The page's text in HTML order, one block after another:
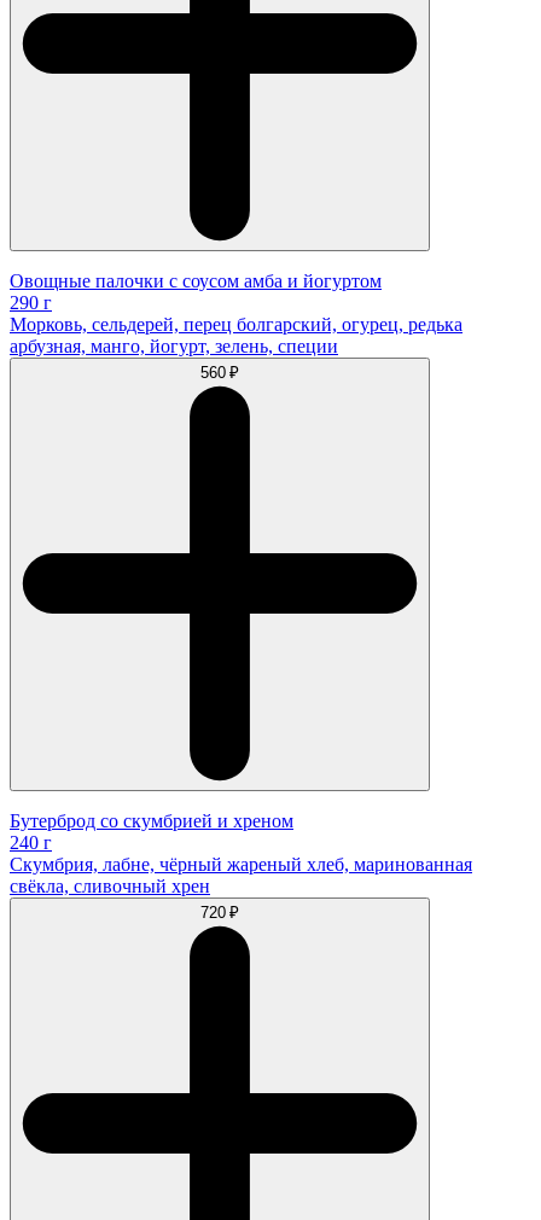
Овощные палочки с соусом амба и йогуртом
290 г
Морковь, сельдерей, перец болгарский, огурец, редька
арбузная, манго, йогурт, зелень, специи
560 ₽
Бутерброд со скумбрией и хреном
240 г
Скумбрия, лабне, чёрный жареный хлеб, маринованная
свёкла, сливочный хрен
720 ₽